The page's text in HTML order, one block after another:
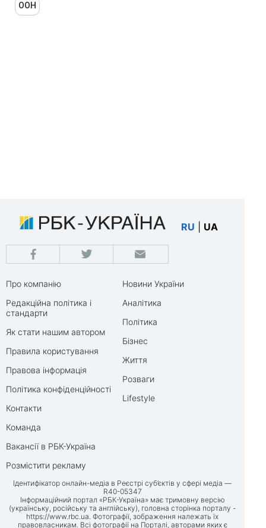
ООН
RU UA
Про компанію
Редакційна політика і
стандарти
Як стати нашим автором
Правила користування
Правова інформація
Політика конфіденційності
Контакти
Команда
Вакансії в РБК-Україна
Розмістити рекламу
Новини України
Аналітика
Політика
Бізнес
Життя
Розваги
Lifestyle
Ідентифікатор онлайн-медіа в Реєстрі суб’єктів у сфері медіа —
R40-05347
Інформаційний портал «РБК-Україна» має тримовну версію
(українську, російську та англійську), головна сторінка порталу -
https://www.rbc.ua. Фотографії, зображення належать їх
правовласникам. Всі фотографії на Порталі, авторами яких є